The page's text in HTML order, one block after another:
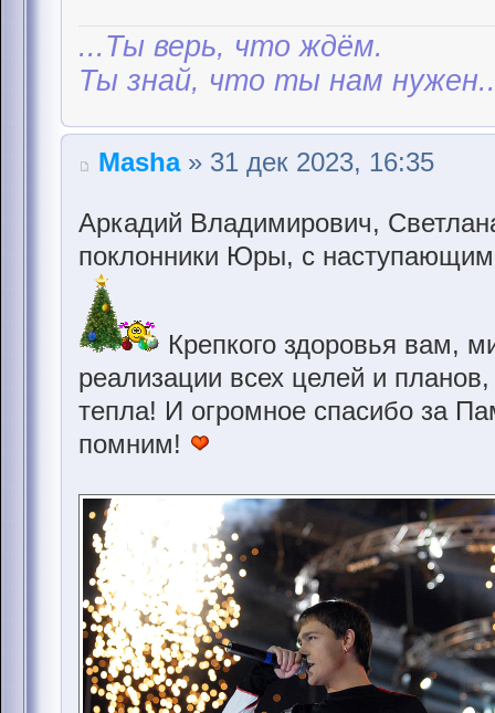
...Ты верь, что ждём.
Ты знай, что ты нам
Masha» 31 дек 2023, 16:35
Аркадий Владимирович,
поклонники Юры, с
Крепкого здоровья вам,
реализации всех целей и
тепла! И огромное спасибо за
помним!